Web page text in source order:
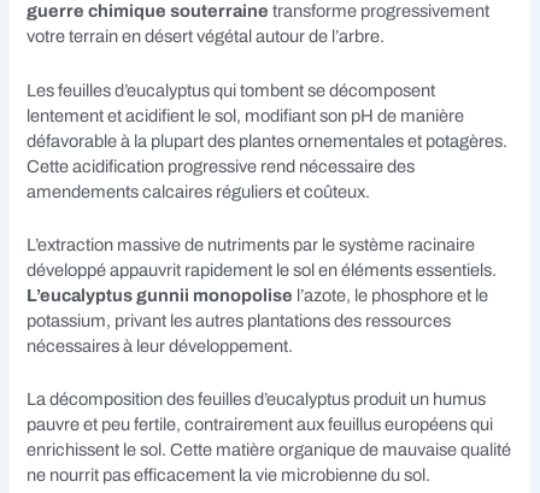
guerre chimique souterraine transforme progressivement
votre terrain en désert végétal autour de l’arbre.
Les feuilles d’eucalyptus qui tombent se décomposent
lentement et acidifient le sol, modifiant son pH de manière
défavorable à la plupart des plantes ornementales et potagères.
Cette acidification progressive rend nécessaire des
amendements calcaires réguliers et coûteux.
L’extraction massive de nutriments par le système racinaire
développé appauvrit rapidement le sol en éléments essentiels.
L’eucalyptus gunnii monopolise l’azote, le phosphore et le
potassium, privant les autres plantations des ressources
nécessaires à leur développement.
La décomposition des feuilles d’eucalyptus produit un humus
pauvre et peu fertile, contrairement aux feuillus européens qui
enrichissent le sol. Cette matière organique de mauvaise qualité
ne nourrit pas efficacement la vie microbienne du sol.